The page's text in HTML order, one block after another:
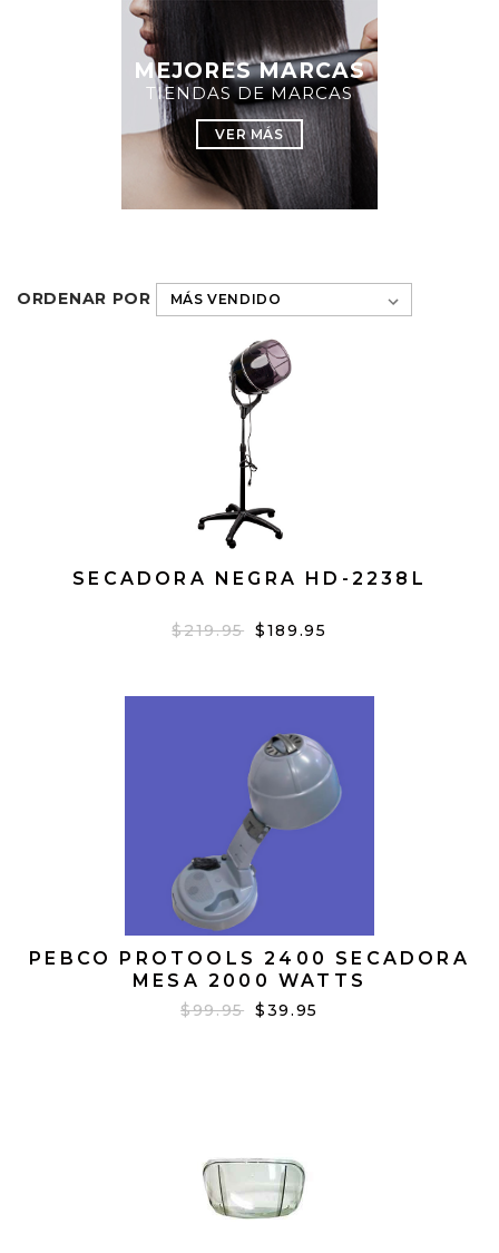
MEJORES MARCAS
TIENDAS DE MARCAS
VER MÁS
ORDENAR POR
SECADORA NEGRA HD-2238L
$219.95 $189.95
PEBCO PROTOOLS 2400 SECADORA
MESA 2000 WATTS
$99.95 $39.95